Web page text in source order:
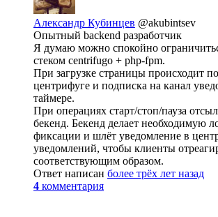
Александр Кубинцев @akubintsev
Опытный backend разработчик
Я думаю можно спокойно
стеком centrifugo + php-fpm.
При загрузке страницы происходит
центрифуге и подписка на канал
таймере.
При операциях старт/стоп/пауза
бекенд. Бекенд делает необходимую
фиксации и шлёт уведомление в
уведомлений, чтобы клиенты
соответствующим образом.
Ответ написан более трёх лет назад
4 комментария